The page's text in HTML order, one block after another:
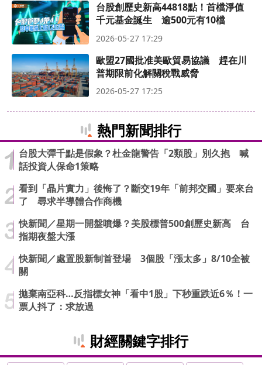
台股創歷史新高44818點！首檔淨值
千元基金誕生 逾500元有10檔
2026-05-27 17:29
歐盟27國批准美歐貿易協議 趕在川
普期限前化解關稅戰威脅
2026-05-27 17:25
熱門新聞排行
台股大彈千點是假象？杜金龍警告「2類股」別久抱 喊
話投資人保命1策略
看到「晶片實力」後悔了？斷交19年「前邦交國」要來台
了 尋求半導體合作商機
快新聞／星期一開盤噴爆？美股標普500創歷史新高 台
指期夜盤大漲
快新聞／處置股新制首登場 3個股「漲太多」8/10全被
關
拋棄南亞科…反指標女神「看中1股」下秒重跌近6％！一
票人抖了：求放過
財經關鍵字排行